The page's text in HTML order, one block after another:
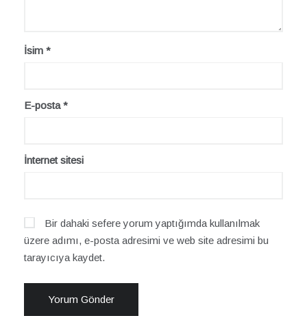
İsim *
E-posta*
İnternet sitesi
Bir dahaki sefere yorum yaptığımda kullanılmak
üzere adımı, e-posta adresimi ve web site adresimi bu
tarayıcıya kaydet.